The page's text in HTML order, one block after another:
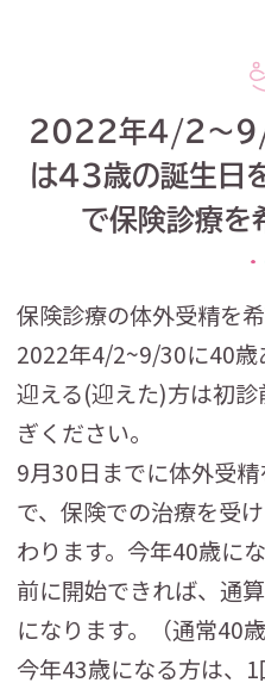
2022年4/2～9/
は43歳の誕生日
で保険診療を
保険診療の体外受精を
2022年4/2~9/30に40歳
迎える(迎えた)方は初
ぎください。
9月30日までに体外受
で、保険での治療を受
わります。今年40歳に
前に開始できれば、通
になります。（通常40
今年43歳になる方は、